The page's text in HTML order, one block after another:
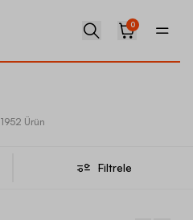
0
1952 Ürün
Filtrele